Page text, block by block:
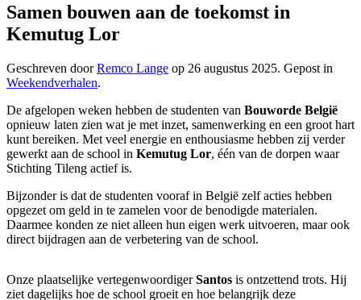
Samen bouwen aan de toekomst in
Kemutug Lor
Geschreven doorRemco Lange op 26 augustus 2025. Gepost in
Weekendverhalen.
De afgelopen weken hebben de studenten van Bouworde België
opnieuw laten zien wat je met inzet, samenwerking en een groot hart
kunt bereiken. Met veel energie en enthousiasme hebben zij verder
gewerkt aan de school in Kemutug Lor, één van de dorpen waar
Stichting Tileng actief is.
Bijzonder is dat de studenten vooraf in België zelf acties hebben
opgezet om geld in te zamelen voor de benodigde materialen.
Daarmee konden ze niet alleen hun eigen werk uitvoeren, maar ook
direct bijdragen aan de verbetering van de school.
Onze plaatselijke vertegenwoordigerSantos is ontzettend trots. Hij
ziet dagelijks hoe de school groeit en hoe belangrijk deze